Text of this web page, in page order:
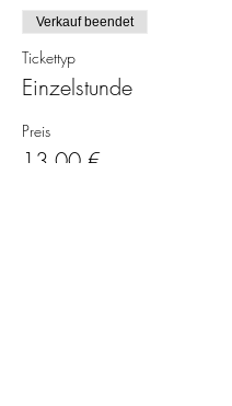
Verkauf beendet
Tickettyp
Einzelstunde
Preis
13,00 €